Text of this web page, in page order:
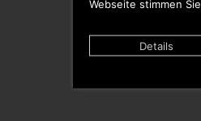
Webseite stimmen
Details